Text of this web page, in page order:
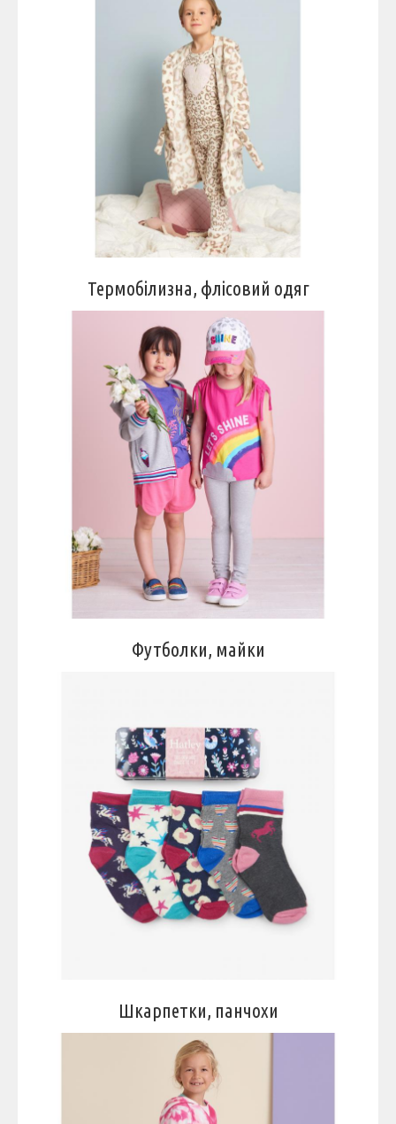
Термобілизна, флісовий одяг
Футболки, майки
Шкарпетки, панчохи